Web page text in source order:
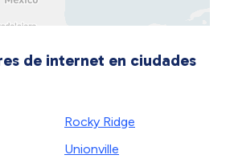
de internet en ciudades
Rocky Ridge
Unionville